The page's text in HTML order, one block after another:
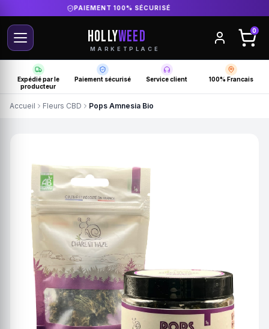
DIRECT PRODUCTEUR FRANÇAIS
HOLLYWEED
MARKETPLACE
0
Expédié par le
producteur
Paiement sécurisé Service client 100% Francais
Accueil Fleurs CBD Pops Amnesia Bio